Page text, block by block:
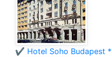
✔️ Hotel Soho Budapest